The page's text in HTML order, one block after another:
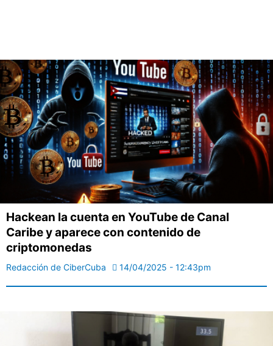
Hackean la cuenta en YouTube de Canal
Caribe y aparece con contenido de
criptomonedas
Redacción de CiberCuba 14/04/2025 - 12:43pm